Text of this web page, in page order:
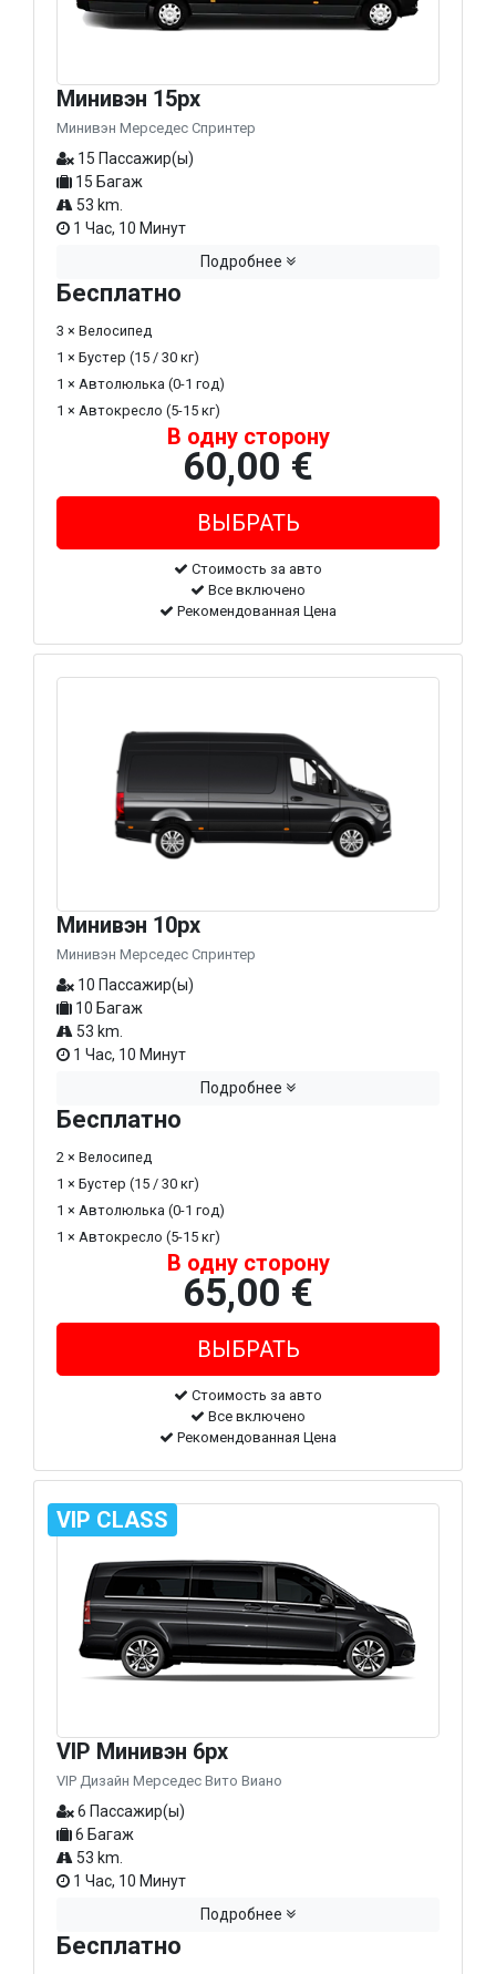
Минивэн 15px
Минивэн Мерседес Спринтер
15 Пассажир(ы)
15 Багаж
53 km.
1 Час, 10 Минут
Подробнее
Бесплатно
3 × Велосипед
1 × Бустер (15 / 30 кг)
1 × Автолюлька (0-1 год)
1 × Автокресло (5-15 кг)
В одну сторону
60,00 €
Стоимость за авто
Все включено
Рекомендованная Цена
Минивэн 10px
Минивэн Мерседес Спринтер
10 Пассажир(ы)
10 Багаж
53 km.
1 Час, 10 Минут
Подробнее
Бесплатно
2 × Велосипед
1 × Бустер (15 / 30 кг)
1 × Автолюлька (0-1 год)
1 × Автокресло (5-15 кг)
В одну сторону
65,00 €
Стоимость за авто
Все включено
Рекомендованная Цена
VIP CLASS
VIP Минивэн 6px
VIP Дизайн Мерседес Вито Виано
6 Пассажир(ы)
6 Багаж
53 km.
1 Час, 10 Минут
Подробнее
Бесплатно